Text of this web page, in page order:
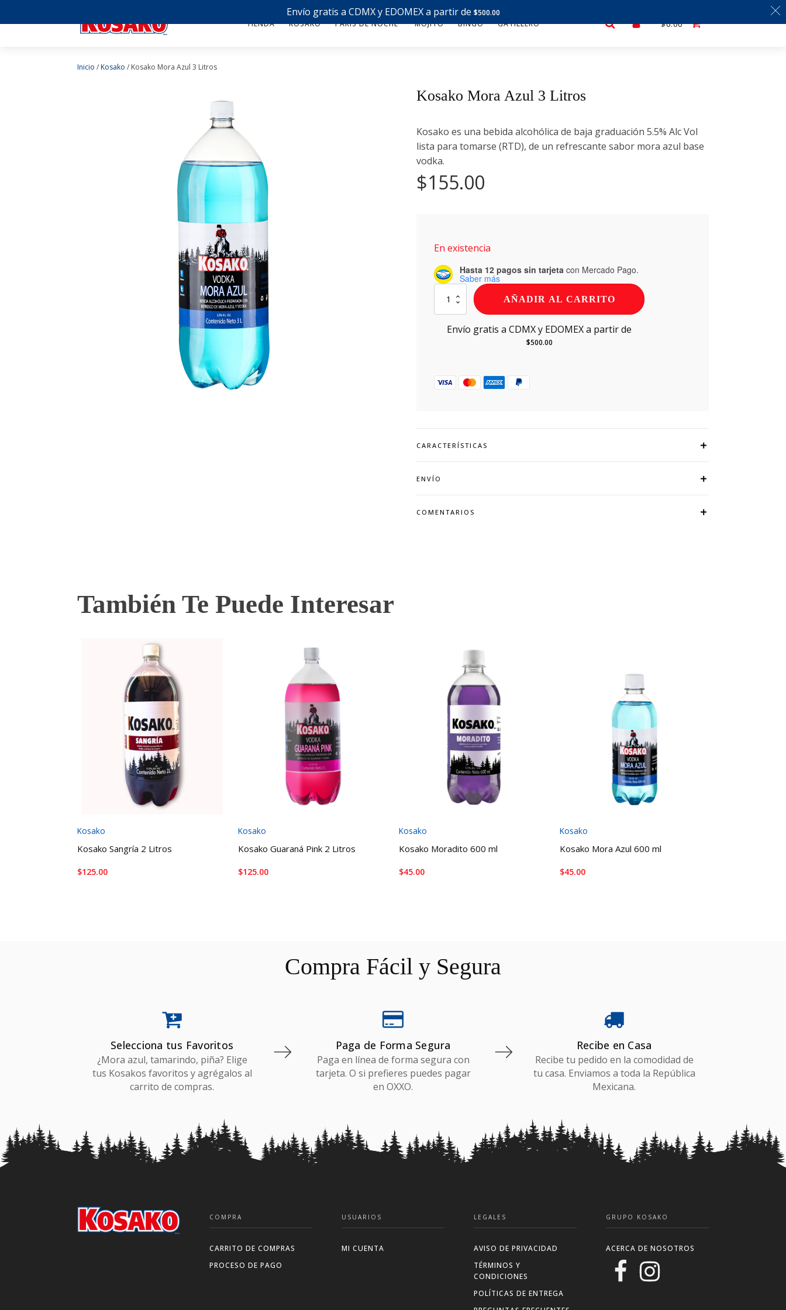
TIENDA KOSAKO PARÍS DE NOCHE MOJITO BINGO GATILLERO $0.00
Inicio /Kosako / Kosako Mora Azul 3 Litros
Kosako Mora Azul 3 Litros
Kosako es una bebida alcohólica de baja graduación 5.5% Alc Vol
lista para tomarse (RTD), de un refrescante sabor mora azul base
vodka.
$155.00
En existencia
Hasta 12 pagos sin tarjeta con Mercado Pago.
Saber más
Kosako
Mora
Azul
AÑADIR AL CARRITO
Envío gratis a CDMX y EDOMEX a partir de
$500.00
CARACTERÍSTICAS
ENVÍO
COMENTARIOS
También Te Puede Interesar
Kosako
Kosako Sangría 2 Litros
$125.00
Kosako
Kosako Guaraná Pink 2 Litros
$125.00
Kosako
Kosako Moradito 600 ml
$45.00
Kosako
Kosako Mora Azul 600 ml
$45.00
Compra Fácil y Segura
Selecciona tus Favoritos
¿Mora azul, tamarindo, piña? Elige
tus Kosakos favoritos y agrégalos al
carrito de compras.
Paga de Forma Segura
Paga en línea de forma segura con
tarjeta. O si prefieres puedes pagar
en OXXO.
Recibe en Casa
Recibe tu pedido en la comodidad de
tu casa. Enviamos a toda la República
Mexicana.
COMPRA
CARRITO DE COMPRAS
PROCESO DE PAGO
USUARIOS
MI CUENTA
LEGALES
AVISO DE PRIVACIDAD
TÉRMINOS Y
CONDICIONES
POLÍTICAS DE ENTREGA
GRUPO KOSAKO
ACERCA DE NOSOTROS
Envío gratis a CDMX y EDOMEX a partir de $500.00